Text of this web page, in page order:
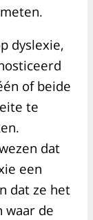
dyslexie,
of beide
te
dat
een
dat ze het
waar de